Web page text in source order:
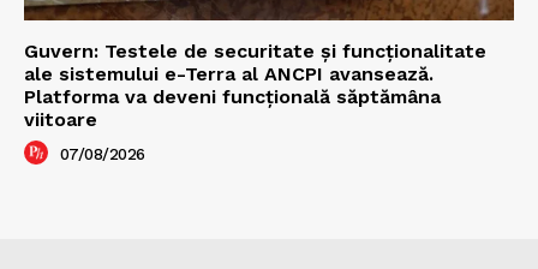
Guvern: Testele de securitate și funcționalitate
ale sistemului e-Terra al ANCPI avansează.
Platforma va deveni funcțională săptămâna
viitoare
07/08/2026